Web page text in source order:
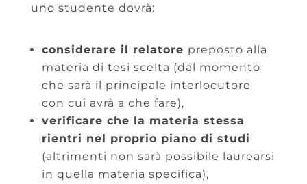
uno studente dovrà:
considerare il relatore preposto alla
materia di tesi scelta (dal momento
che sarà il principale interlocutore
con cui avrà a che fare),
verificare che la materia stessa
rientri nel proprio piano di studi
(altrimenti non sarà possibile laurearsi
in quella materia specifica),